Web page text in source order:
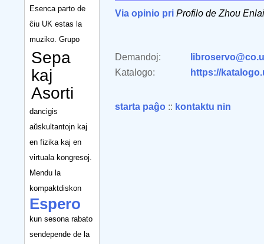
Esenca parto de
ĉiu UK estas la
muziko. Grupo
Sepa
kaj
Asorti
dancigis
aŭskultantojn kaj
en fizika kaj en
virtuala kongresoj.
Mendu la
kompaktdiskon
Espero
kun sesona rabato
sendepende de la
Via opinio pri Profilo de Zhou Enlai
Demandoj:
Katalogo:
https://
starta paĝo :: kontaktu nin